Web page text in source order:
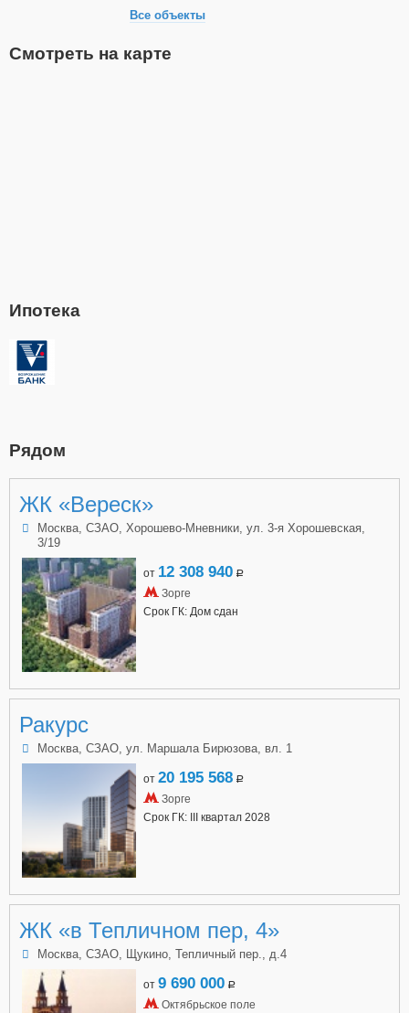
Все объекты
Смотреть на карте
Ипотека
Рядом
ЖК «Вереск»
Москва, СЗАО, Хорошево-Мневники, ул. 3-я Хорошевская,
3/19
от 12 308 940 a
Зорге
Срок ГК: Дом сдан
Ракурс
Москва, СЗАО, ул. Маршала Бирюзова, вл. 1
от 20 195 568 a
Зорге
Срок ГК: III квартал 2028
ЖК «в Тепличном пер, 4»
Москва, СЗАО, Щукино, Тепличный пер., д.4
от 9 690 000 a
Октябрьское поле